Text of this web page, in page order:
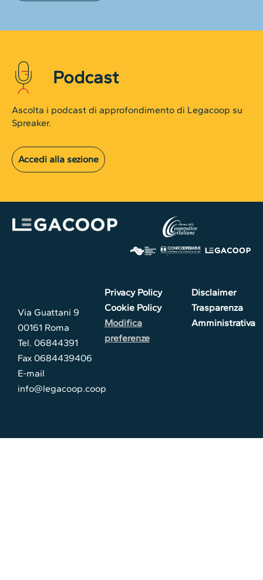
Podcast
Ascolta i podcast di approfondimento di Legacoop su
Spreaker.
Accedi alla sezione
Via Guattani 9
00161 Roma
Tel. 06844391
Fax 0684439406
E-mail
info@legacoop.coop
Privacy Policy
Cookie Policy
Modifica
preferenze
Disclaimer
Trasparenza
Amministrativa